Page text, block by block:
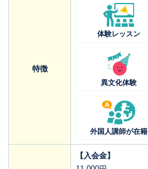
特徴
体験レッスン
異文化体験
外国人講師が在籍
【入会金】